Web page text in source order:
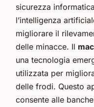
sicurezza
l’intelligenza
migliorare il
delle minacce. Il
una tecnologia
utilizzata per
delle frodi. Questo
consente alle